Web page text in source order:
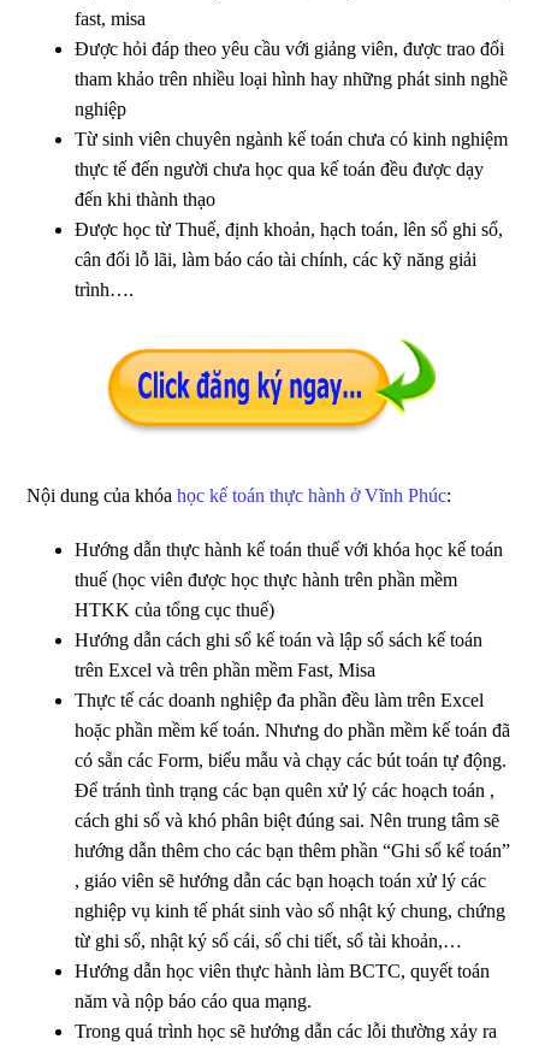
fast, misa
Được hỏi đáp theo yêu cầu với giảng viên, được trao đổi
tham khảo trên nhiều loại hình hay những phát sinh nghề
nghiệp
Từ sinh viên chuyên ngành kế toán chưa có kinh nghiệm
thực tế đến người chưa học qua kế toán đều được dạy
đến khi thành thạo
Được học từ Thuế, định khoản, hạch toán, lên sổ ghi sổ,
cân đối lỗ lãi, làm báo cáo tài chính, các kỹ năng giải
trình….
Nội dung của khóahọc kế toán thực hành ở Vĩnh Phúc:
Hướng dẫn thực hành kế toán thuế với khóa học kế toán
thuế (học viên được học thực hành trên phần mềm
HTKK của tổng cục thuế)
Hướng dẫn cách ghi sổ kế toán và lập sổ sách kế toán
trên Excel và trên phần mềm Fast, Misa
Thực tế các doanh nghiệp đa phần đều làm trên Excel
hoặc phần mềm kế toán. Nhưng do phần mềm kế toán đã
có sẵn các Form, biểu mẫu và chạy các bút toán tự động.
Để tránh tình trạng các bạn quên xử lý các hoạch toán ,
cách ghi sổ và khó phân biệt đúng sai. Nên trung tâm sẽ
hướng dẫn thêm cho các bạn thêm phần “Ghi sổ kế toán”
, giáo viên sẽ hướng dẫn các bạn hoạch toán xử lý các
nghiệp vụ kinh tế phát sinh vào sổ nhật ký chung, chứng
từ ghi sổ, nhật ký sổ cái, sổ chi tiết, sổ tài khoản,…
Hướng dẫn học viên thực hành làm BCTC, quyết toán
năm và nộp báo cáo qua mạng.
Trong quá trình học sẽ hướng dẫn các lỗi thường xảy ra